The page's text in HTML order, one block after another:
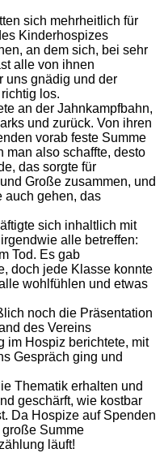
sich mehrheitlich für
Kinderhospizes
an dem sich, bei sehr
alle von ihnen
uns gnädig und der
los.
an der Jahnkampfbahn,
und zurück. Von ihren
vorab feste Summe
man also schaffte, desto
das sorgte für
Große zusammen, und
auch gehen, das
sich inhaltlich mit
alle betreffen:
Tod. Es gab
doch jede Klasse konnte
wohlfühlen und etwas
noch die Präsentation
des Vereins
im Hospiz berichtete, mit
Gespräch ging und
Thematik erhalten und
geschärft, wie kostbar
Da Hospize auf Spenden
Summe
läuft!